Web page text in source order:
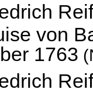
von
1763